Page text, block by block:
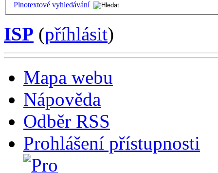
Plnotextové vyhledávání
ISP (příhlásit)
Mapa webu
Nápověda
Odběr RSS
Prohlášení přístupnosti